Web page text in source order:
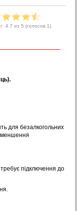
4.7 из 5 (голосов 1)
для безалкогольних
підключення до